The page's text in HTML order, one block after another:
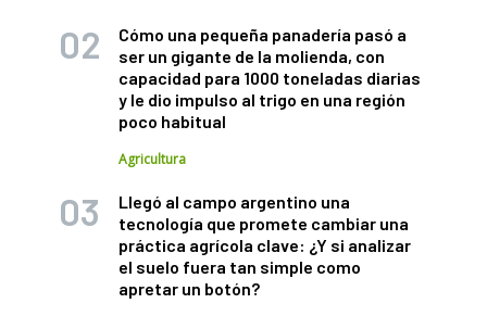
Cómo una pequeña panadería pasó a
ser un gigante de la molienda, con
capacidad para 1000 toneladas diarias
y le dio impulso al trigo en una región
poco habitual
Agricultura
Llegó al campo argentino una
tecnología que promete cambiar una
práctica agrícola clave: ¿Y si analizar
el suelo fuera tan simple como
apretar un botón?